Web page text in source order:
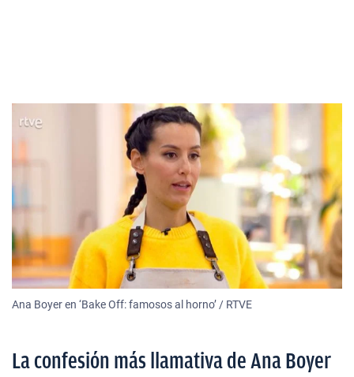
Ana Boyer en ‘Bake Off: famosos al horno’ / RTVE
La confesión más llamativa de Ana Boyer